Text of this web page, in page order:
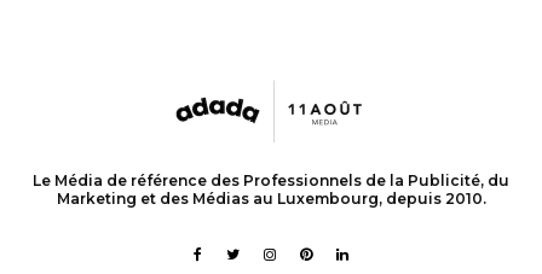
Le Média de référence des Professionnels de la Publicité, du
Marketing et des Médias au Luxembourg, depuis 2010.